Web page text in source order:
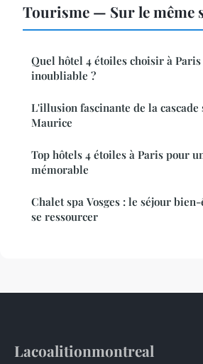
Tourisme — Sur le même
Quel hôtel 4 étoiles choisir à
inoubliable ?
L'illusion fascinante de la
Maurice
Top hôtels 4 étoiles à Paris pour
mémorable
Chalet spa Vosges : le séjour
se ressourcer
Lacoalitionmontreal